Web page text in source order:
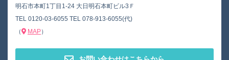
明石市本町1丁目1-24 大日明石本町ビル3Ｆ
TEL 0120-03-6055 TEL 078-913-6055(代)
（
MAP）